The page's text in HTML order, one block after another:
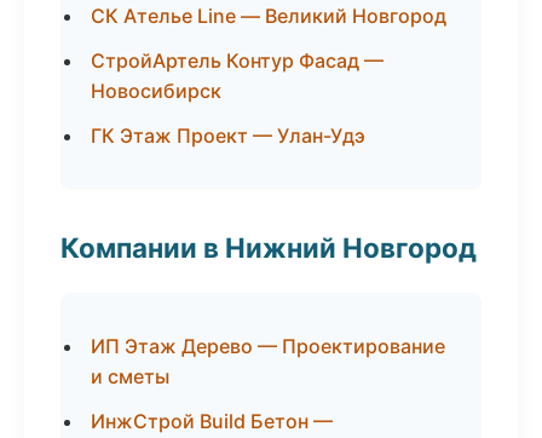
СК Ателье Line — Великий Новгород
СтройАртель Контур Фасад —
Новосибирск
ГК Этаж Проект — Улан-Удэ
Компании в Нижний Новгород
ИП Этаж Дерево — Проектирование
и сметы
ИнжСтрой Build Бетон —